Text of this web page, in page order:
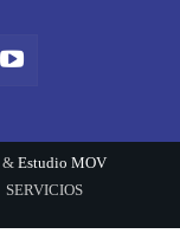
& Estudio MOV
SERVICIOS